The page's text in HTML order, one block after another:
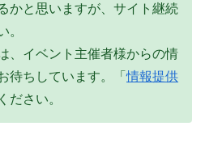
かと思いますが、サイト継続
。
、イベント主催者様からの情
待ちしています。「情報提供
ださい。